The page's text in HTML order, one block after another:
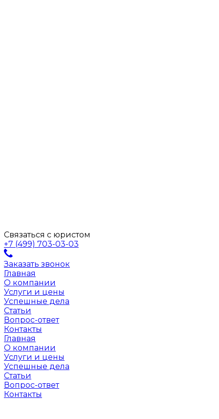
Связаться с юристом
+7 (499) 703-03-03
Заказать звонок
Главная
О компании
Услуги и цены
Успешные дела
Статьи
Вопрос-ответ
Контакты
Главная
О компании
Услуги и цены
Успешные дела
Статьи
Вопрос-ответ
Контакты